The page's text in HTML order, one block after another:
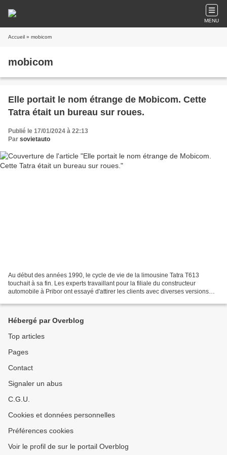
MENU
Accueil » mobicom
mobicom
Elle portait le nom étrange de Mobicom. Cette
Tatra était un bureau sur roues.
Publié le 17/01/2024 à 22:13
Par sovietauto
Au début des années 1990, le cycle de vie de la limousine Tatra T613
touchait à sa fin. Les experts travaillant pour la filiale du constructeur
automobile à Pribor ont essayé d'attirer les clients avec diverses versions
Hébergé par Overblog
Top articles
Pages
Contact
Signaler un abus
C.G.U.
Cookies et données personnelles
Préférences cookies
Voir le profil de sur le portail Overblog